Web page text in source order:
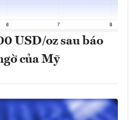
USD/oz sau báo
của Mỹ